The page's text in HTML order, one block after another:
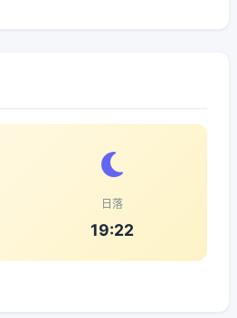
日落
19:22